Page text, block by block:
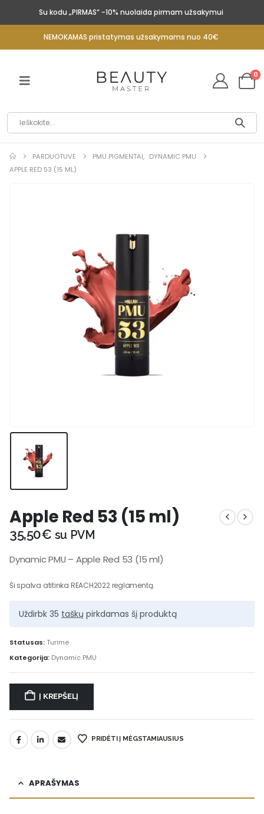
Su kodu „PIRMAS“ -10% nuolaida pirmam užsakymui
NEMOKAMAS pristatymas užsakymams nuo 40€
0
PARDUOTUVĖ PMU PIGMENTAI, DYNAMIC PMU
APPLE RED 53 (15 ML)
Apple Red 53 (15 ml)
35,50€ su PVM
Dynamic PMU – Apple Red 53 (15 ml)
Ši spalva atitinka REACH2022 reglamentą.
Uždirbk 35 taškų pirkdamas šį produktą
Statusas:Turime
Kategorija: Dynamic PMU
Į KREPŠELĮ
PRIDĖTI Į MĖGSTAMIAUSIUS
APRAŠYMAS